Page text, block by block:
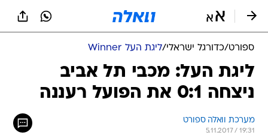
ספורט/כדורגל ישראלי/ליגת העל Winner
ליגת העל: מכבי תל אביב
ניצחה 0:1 את הפועל רעננה
מערכת וואלה ספורט
5.11.2017 / 19:31